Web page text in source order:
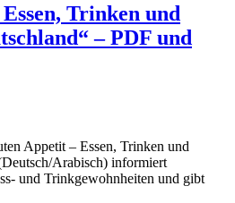
Trinken und
– PDF und
Appetit – Essen, Trinken und
Arabisch) informiert
und Trinkgewohnheiten und gibt